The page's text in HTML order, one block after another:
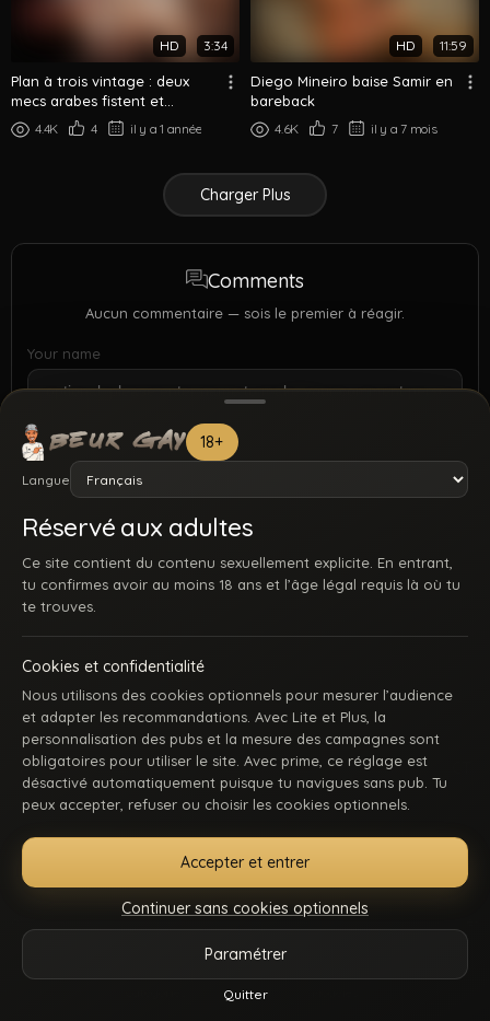
18+
Langue
Réservé aux adultes
Ce site contient du contenu sexuellement explicite. En entrant,
tu confirmes avoir au moins 18 ans et l’âge légal requis là où tu
te trouves.
Cookies et confidentialité
Nous utilisons des cookies optionnels pour mesurer l’audience
et adapter les recommandations. Avec Lite et Plus, la
personnalisation des pubs et la mesure des campagnes sont
obligatoires pour utiliser le site. Avec prime, ce réglage est
désactivé automatiquement puisque tu navigues sans pub. Tu
peux accepter, refuser ou choisir les cookies optionnels.
Accepter et entrer
Continuer sans cookies optionnels
Paramétrer
Quitter
HD 3:34
Plan à trois vintage : deux
mecs arabes fistent et
baisent un twink français
4.4K 4 il y a 1 année
HD 11:59
Diego Mineiro baise Samir en
bareback
4.6K 7 il y a 7 mois
Charger Plus
Comments
Aucun commentaire — sois le premier à réagir.
Your name
ACCUEIL INSCRIPTION SE CONNECTER SUPPORT / CONTACT
CONDITIONS D’UTILISATION
DMCA 18 U.S.C. 2257
GÉRER MES COOKIES
La première communauté en ligne dédiée au porno gay beur et métissé : des
keums du bled, des rebeus bien montés, des lascars actifs, des passifs
affamés, et du sexe hard comme tu kiffes. Pose-toi, mate, et régale-toi. Balance-
- Tous droits sont réservés.
Reels